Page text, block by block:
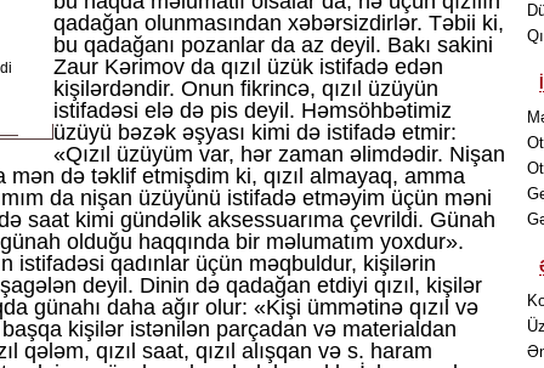
qadağan olunmasından xəbərsizdirlər. Təbii ki,
bu qadağanı pozanlar da az deyil. Bakı sakini
Zaur Kərimov da qızıl üzük istifadə edən
kişilərdəndir. Onun fikrincə, qızıl üzüyün
istifadəsi elə də pis deyil. Həmsöhbətimiz
üzüyü bəzək əşyası kimi də istifadə etmir:
«Qızıl üzüyüm var, hər zaman əlimdədir. Nişan
də təklif etmişdim ki, qızıl almayaq, amma
da nişan üzüyünü istifadə etməyim üçün məni
saat kimi gündəlik aksessuarıma çevrildi. Günah
olduğu haqqında bir məlumatım yoxdur».
istifadəsi qadınlar üçün məqbuldur, kişilərin
deyil. Dinin də qadağan etdiyi qızıl, kişilər
günahı daha ağır olur: «Kişi ümmətinə qızıl və
kişilər istənilən parçadan və materialdan
qələm, qızıl saat, qızıl alışqan və s. haram